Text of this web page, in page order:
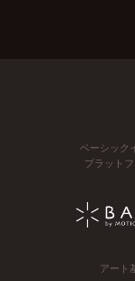
ベーシック
プラット
アート